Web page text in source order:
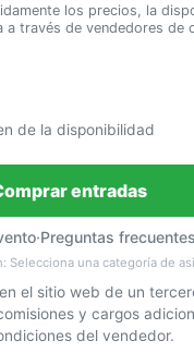
los precios, la
a través de vendedores de
de la disponibilidad
entradas
·Preguntas
Selecciona una categoría de
el sitio web de un
y cargos
del vendedor.